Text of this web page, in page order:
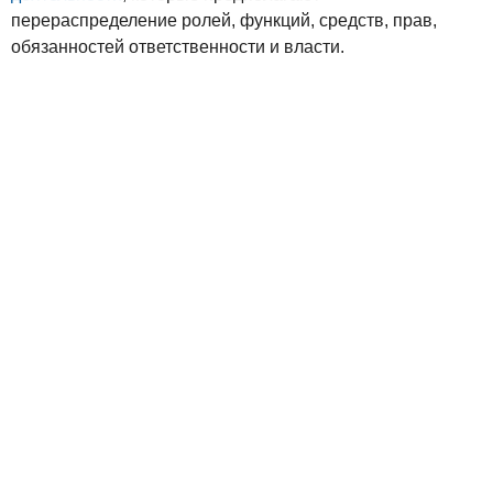
перераспределение ролей, функций, средств, прав,
обязанностей ответственности и власти.